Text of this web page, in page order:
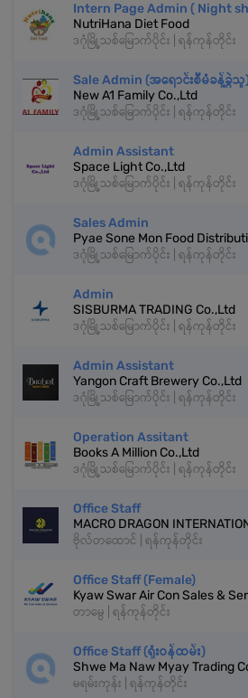
Intern Page Admin ( Night
NutriHana Diet Food
ဒဂုံမြို့သစ်မြောက်ပိုင်း | ရန်ကုန်တိုင်း
Sale Admin (အရောင်းစီမံခန့်ခွဲသူ
New A1 Family Co.,Ltd
ဒဂုံမြို့သစ်မြောက်ပိုင်း | ရန်ကုန်တိုင်း
Admin Assistant
Space Light Co.,Ltd
ဒဂုံမြို့သစ်မြောက်ပိုင်း | ရန်ကုန်တိုင်း
Sales Admin
Pyae Sone Mon Food
ဒဂုံမြို့သစ်မြောက်ပိုင်း | ရန်ကုန်တိုင်း
Admin
SISBURMA TRADING Co.,Ltd
ဒဂုံမြို့သစ်မြောက်ပိုင်း | ရန်ကုန်တိုင်း
Admin Assistant
Yangon Craft Brewery Co.,Ltd
ဒဂုံမြို့သစ်မြောက်ပိုင်း | ရန်ကုန်တိုင်း
Operation Assitant
Books A Million Co.,Ltd
ဒဂုံမြို့သစ်မြောက်ပိုင်း | ရန်ကုန်တိုင်း
Office Staff
MACRO DRAGON
ဗိုလ်တထောင် | ရန်ကုန်တိုင်း
Office Staff (Female)
Kyaw Swar Air Con Sales &
တာမွေ | ရန်ကုန်တိုင်း
Office Staff (ရုံးဝန်ထမ်း)
Shwe Ma Naw Myay Trading
မရမ်းကုန်း | ရန်ကုန်တိုင်း